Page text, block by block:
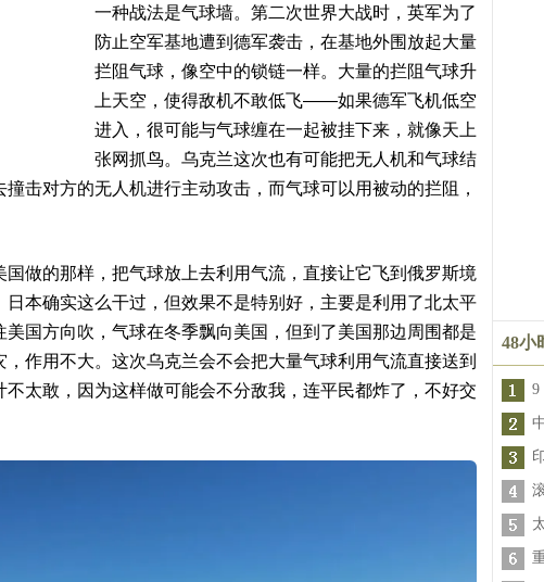
一种战法是气球墙。第二次世界大战时，英军为了
防止空军基地遭到德军袭击，在基地外围放起大量
拦阻气球，像空中的锁链一样。大量的拦阻气球升
上天空，使得敌机不敢低飞——如果德军飞机低空
进入，很可能与气球缠在一起被挂下来，就像天上
张网抓鸟。乌克兰这次也有可能把无人机和气球结
击对方的无人机进行主动攻击，而气球可以用被动的拦阻，
做的那样，把气球放上去利用气流，直接让它飞到俄罗斯境
本确实这么干过，但效果不是特别好，主要是利用了北太平
国方向吹，气球在冬季飘向美国，但到了美国那边周围都是
作用不大。这次乌克兰会不会把大量气球利用气流直接送到
太敢，因为这样做可能会不分敌我，连平民都炸了，不好交
48小
9